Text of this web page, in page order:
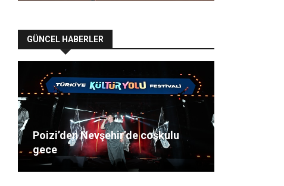
GÜNCEL HABERLER
Poizi’den Nevşehir’de coşkulu
gece